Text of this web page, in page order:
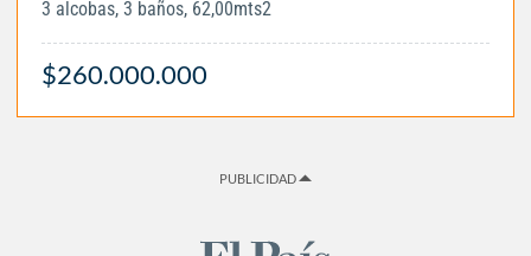
3 alcobas, 3 baños, 62,00mts2
$260.000.000
PUBLICIDAD